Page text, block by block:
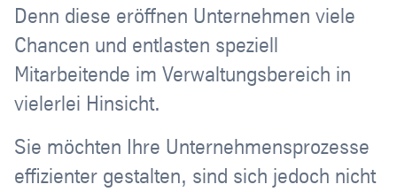
Denn diese eröffnen Unternehmen viele
Chancen und entlasten speziell
Mitarbeitende im Verwaltungsbereich in
vielerlei Hinsicht.
Sie möchten Ihre Unternehmensprozesse
effizienter gestalten, sind sich jedoch nicht